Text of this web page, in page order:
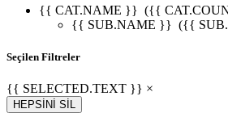
{{ CAT.NAME }} ({{
{{ SUB.NAME }} ({{
Seçilen Filtreler
{{ SELECTED.TEXT }} ×
HEPSİNİ SİL